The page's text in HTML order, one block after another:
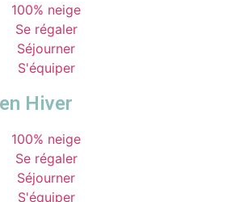
100% neige
Se régaler
Séjourner
S'équiper
Hiver
100% neige
Se régaler
Séjourner
S'équiper